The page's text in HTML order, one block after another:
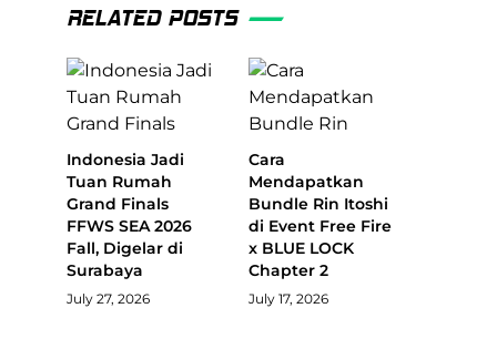
RELATED POSTS
Indonesia Jadi
Tuan Rumah
Grand Finals
FFWS SEA 2026
Fall, Digelar di
Surabaya
July 27, 2026
Cara
Mendapatkan
Bundle Rin Itoshi
di Event Free Fire
x BLUE LOCK
Chapter 2
July 17, 2026